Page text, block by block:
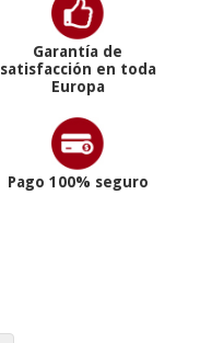
Garantía de
satisfacción en toda
Europa
Pago 100% seguro